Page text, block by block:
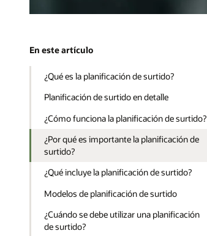
En este artículo
¿Qué es la planificación de surtido?
Planificación de surtido en detalle
¿Cómo funciona la planificación de surtido?
¿Por qué es importante la planificación de
surtido?
¿Qué incluye la planificación de surtido?
Modelos de planificación de surtido
¿Cuándo se debe utilizar una planificación
de surtido?